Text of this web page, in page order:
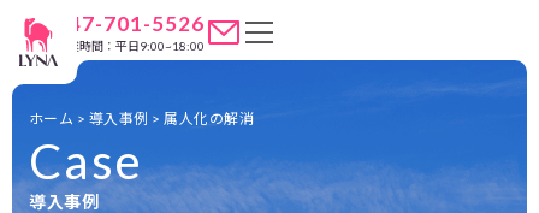
047-701-5526
営業時間：平日9:00~18:00
Case
導入事例
ホーム > 導入事例 >属人化の解消